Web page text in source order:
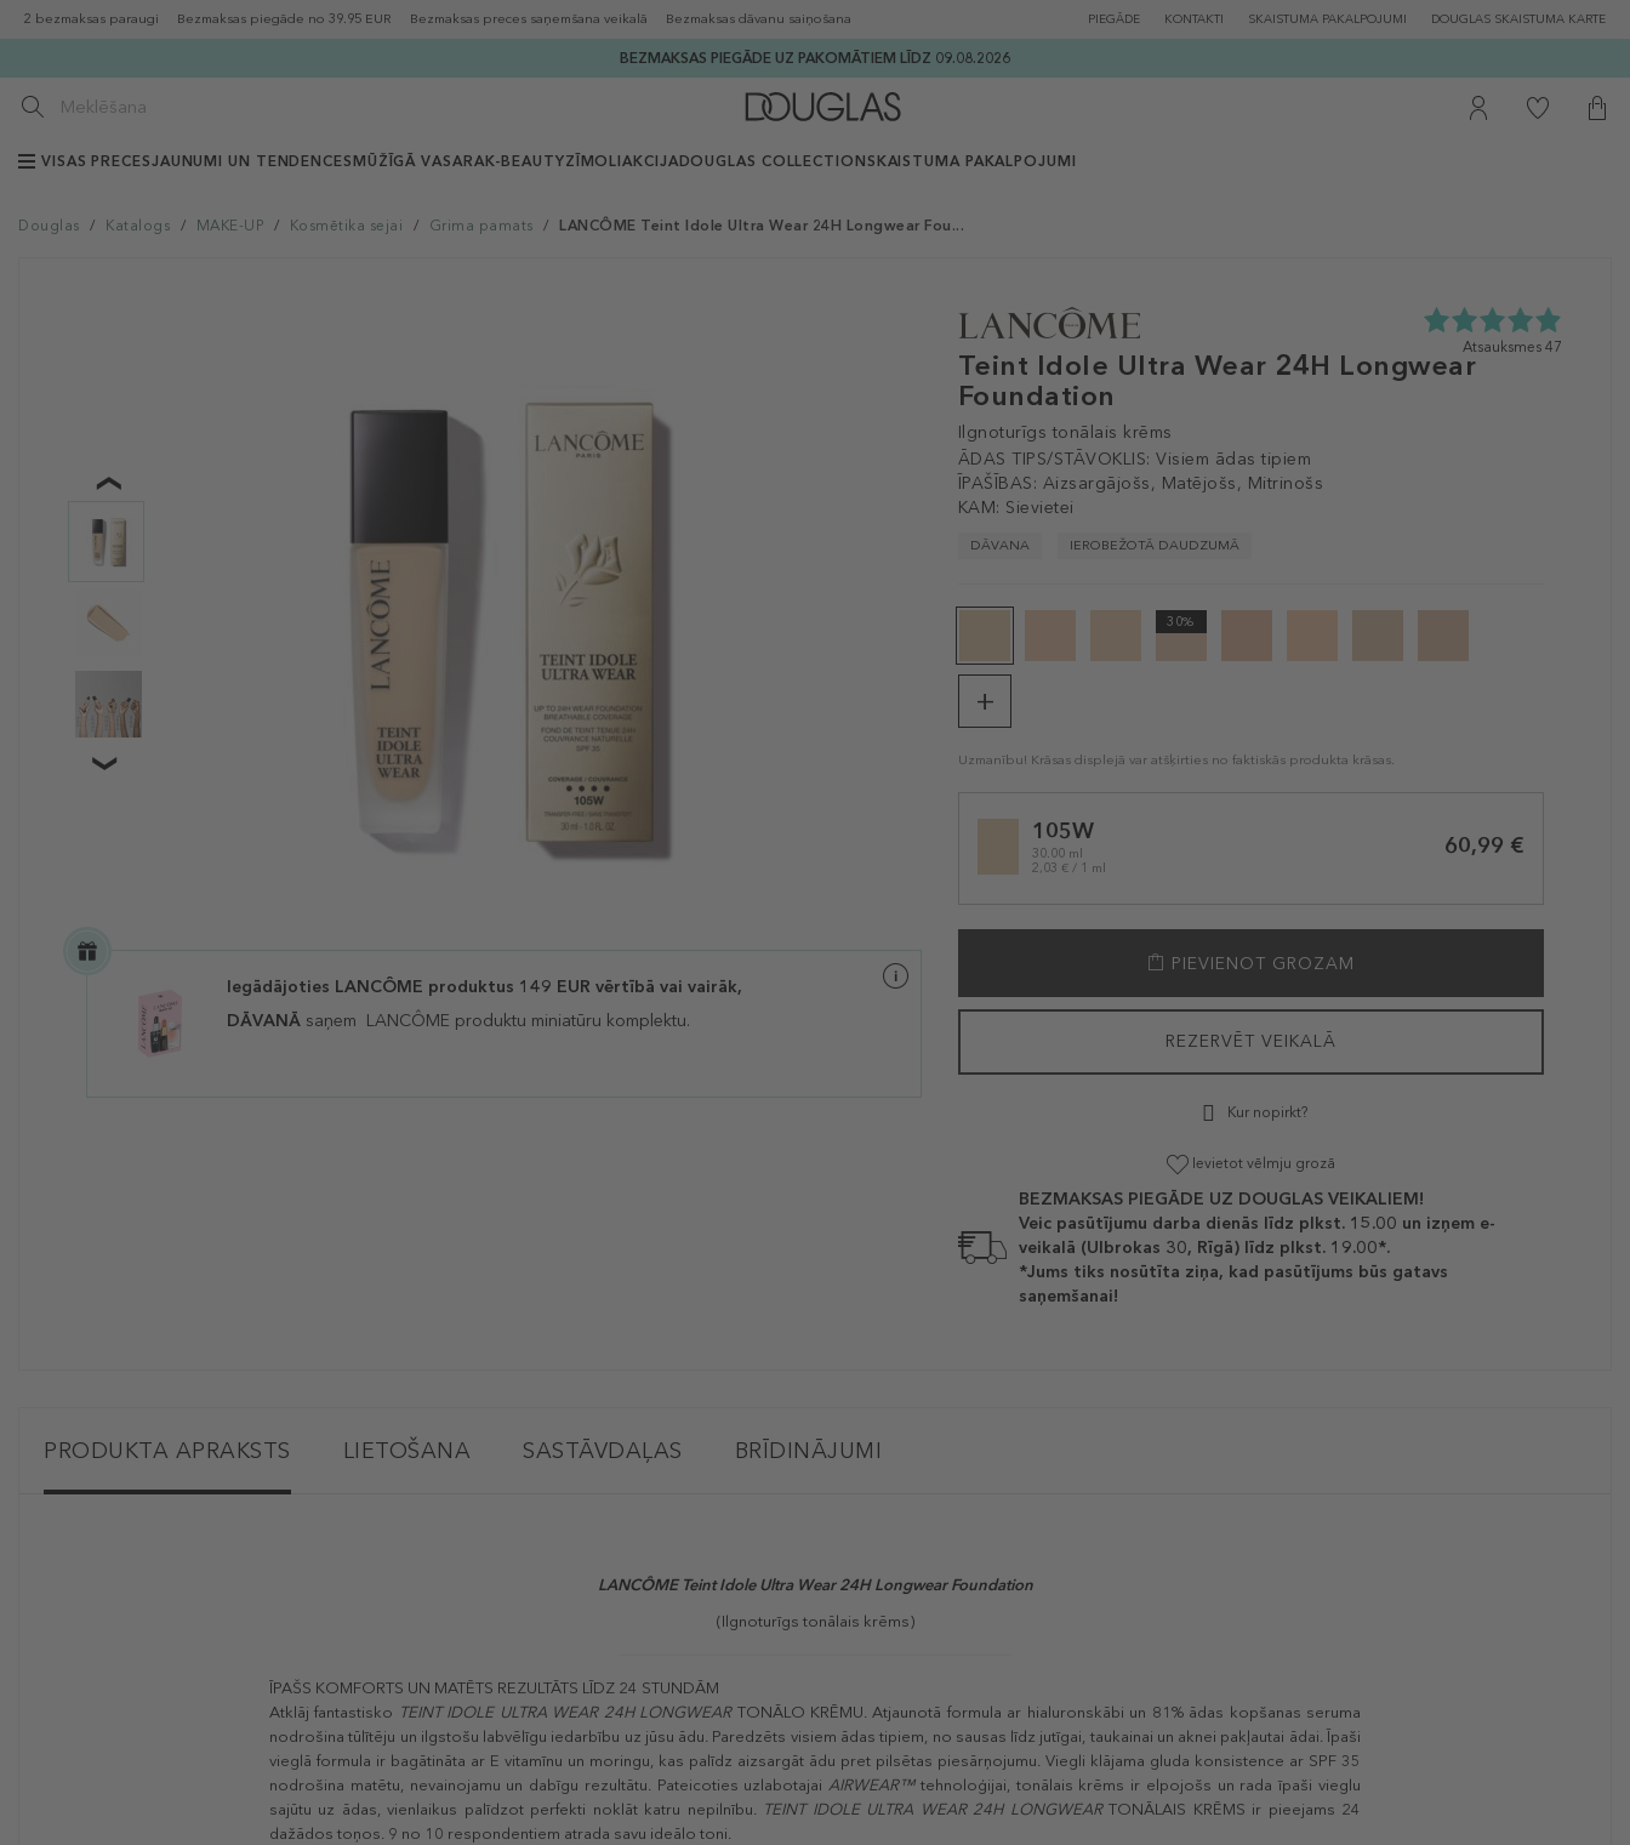
2 bezmaksas paraugi Bezmaksas piegāde no 39.95 EUR Bezmaksas preces saņemšana veikalā Bezmaksas dāvanu saiņošana PIEGĀDE KONTAKTI SKAISTUMA PAKALPOJUMI DOUGLAS SKAISTUMA KARTE
BEZMAKSAS PIEGĀDE UZ PAKOMĀTIEM LĪDZ 09.08.2026
VISAS PRECESJAUNUMI UN TENDENCES MŪŽĪGĀ VASARAK-BEAUTYZĪMOLIAKCIJADOUGLAS COLLECTION SKAISTUMA PAKALPOJUMI
Douglas / Katalogs / MAKE-UP / Kosmētika sejai / Grima pamats / LANCÔME Teint Idole Ultra Wear 24H Longwear Fou...
Teint Idole Ultra Wear 24H Longwear
Foundation
Ilgnoturīgs tonālais krēms
ĀDAS TIPS/STĀVOKLIS: Visiem ādas tipiem
ĪPAŠĪBAS: Aizsargājošs, Matējošs, Mitrinošs
KAM: Sievietei
DĀVANA IEROBEŽOTĀ DAUDZUMĀ
4.9
zvaigžņu
Atsauksmes 47
30%
Uzmanību! Krāsas displejā var atšķirties no faktiskās produkta krāsas.
variation105W
30.00 ml
2,03 € / 1 ml
60,99 €
PIEVIENOT GROZAM
REZERVĒT VEIKALĀ
Kur nopirkt?
Ievietot vēlmju grozā
BEZMAKSAS PIEGĀDE UZ DOUGLAS VEIKALIEM!
Veic pasūtījumu darba dienās līdz plkst. 15.00 un izņem e-
veikalā (Ulbrokas 30, Rīgā) līdz plkst. 19.00*.
*Jums tiks nosūtīta ziņa, kad pasūtījums būs gatavs
saņemšanai!
Iegādājoties LANCÔME produktus 149 EUR vērtībā vai vairāk,
DĀVANĀ saņem LANCÔME produktu miniatūru komplektu.
PRODUKTA APRAKSTS LIETOŠANA SASTĀVDAĻAS BRĪDINĀJUMI
LANCÔME Teint Idole Ultra Wear 24H Longwear Foundation
(Ilgnoturīgs tonālais krēms)
ĪPAŠS KOMFORTS UN MATĒTS REZULTĀTS LĪDZ 24 STUNDĀM
Atklāj fantastisko TEINT IDOLE ULTRA WEAR 24H LONGWEARTONĀLO KRĒMU. Atjaunotā formula ar hialuronskābi un 81% ādas kopšanas seruma
nodrošina tūlītēju un ilgstošu labvēlīgu iedarbību uz jūsu ādu. Paredzēts visiem ādas tipiem, no sausas līdz jutīgai, taukainai un aknei pakļautai ādai. Īpaši
vieglā formula ir bagātināta ar E vitamīnu un moringu, kas palīdz aizsargāt ādu pret pilsētas piesārņojumu. Viegli klājama gluda konsistence ar SPF 35
nodrošina matētu, nevainojamu un dabīgu rezultātu. Pateicoties uzlabotajaiAIRWEAR™tehnoloģijai, tonālais krēms ir elpojošs un rada īpaši vieglu
sajūtu uz ādas, vienlaikus palīdzot perfekti noklāt katru nepilnību. TEINT IDOLE ULTRA WEAR 24H LONGWEARTONĀLAIS KRĒMS ir pieejams 24
dažādos toņos. 9 no 10 respondentiem atrada savu ideālo toni.